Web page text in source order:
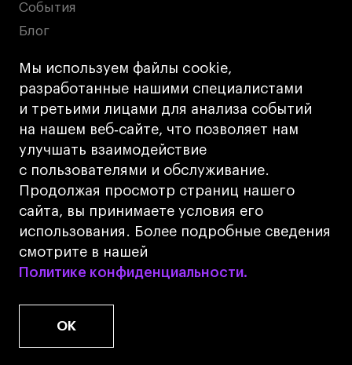
Мы используем файлы cookie,
разработанные нашими специалистами
и третьими лицами для анализа событий
на нашем веб‑сайте, что позволяет нам
улучшать взаимодействие
с пользователями и обслуживание.
Продолжая просмотр страниц нашего
сайта, вы принимаете условия его
использования. Более подробные сведения
смотрите в нашей
Политике конфиденциальности.
Политике конфиденциальности.
OK
События
Блог
Лицензии и аккредитации
Ресурсы
Партнеры
Связи с индустрией
Вакансии
Контакты
Поступающим
Условия поступления
Стоимость обучения